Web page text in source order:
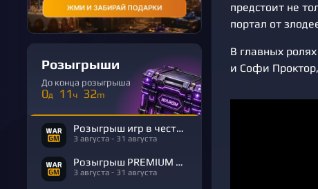
Розыгрыши
До конца розыгрыша
0д 11 ч 32m
Розыгрыш игр в честь Дня Рождения
3 августа - 31 августа
Розыгрыш PREMIUM в честь Дня Рождения
3 августа - 31 августа
предстоит не
портал от
В главных
и Софи Проктор,